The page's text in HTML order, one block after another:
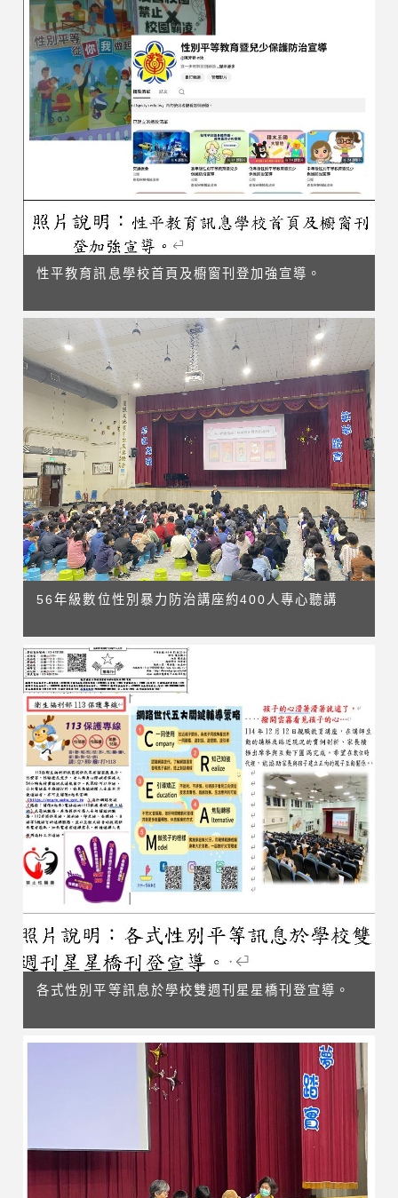
性平教育訊息學校首頁及櫥窗刊登加強宣導。
56年級數位性別暴力防治講座約400人專心聽講
各式性別平等訊息於學校雙週刊星星橋刊登宣導。